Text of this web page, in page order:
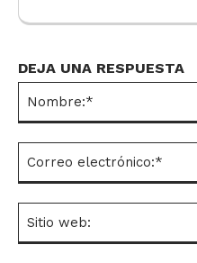
DEJA UNA RESPUESTA